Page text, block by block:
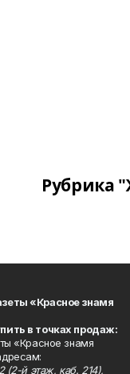
Рубрика
«Красное знамя
в точках продаж:
«Красное знамя
(2-й этаж, каб. 214),